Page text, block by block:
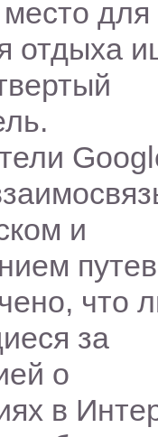
для
отдыха
и
что
за
о
в